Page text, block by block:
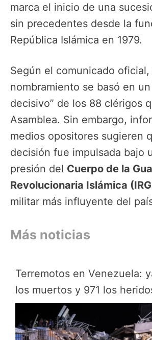
marca el inicio de una
sin precedentes desde la
República Islámica en 1979.
Según el comunicado oficial,
nombramiento se basó en
decisivo” de los 88 clérigos
Asamblea. Sin embargo,
medios opositores sugieren
decisión fue impulsada bajo
presión del Cuerpo de la
Revolucionaria Islámica
militar más influyente del
Más noticias
Terremotos en Venezuela:
los muertos y 971 los